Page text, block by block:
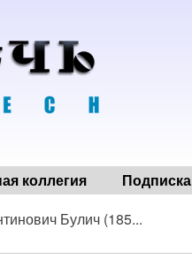
коллегия Подписка
Булич (185...